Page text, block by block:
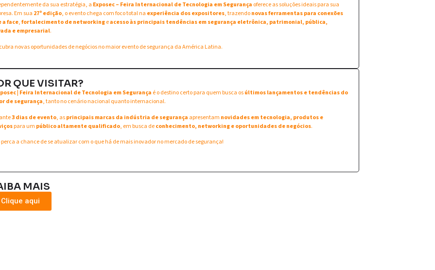
da sua estratégia, a Exposec – Feira Internacional de Tecnologia em Segurança oferece as soluções ideais para sua
Em sua 27ª edição, o evento chega com foco total na experiência dos expositores, trazendonovas ferramentas para conexões
a face,fortalecimento de networkingeacesso às principais tendências em segurança eletrônica, patrimonial, pública,
e empresarial.
novas oportunidades de negócios no maior evento de segurança da América Latina.
QUE VISITAR?
| Feira Internacional de Tecnologia em Segurança é o destino certo para quem busca osúltimos lançamentos e tendências do
de segurança, tanto no cenário nacional quanto internacional.
3 dias de evento, asprincipais marcas da indústria de segurança apresentam novidades em tecnologia, produtos e
para um público altamente qualificado, em busca deconhecimento, networking e oportunidades de negócios.
perca a chance de se atualizar com o que há de mais inovador no mercado de segurança!
MAIS
Clique aqui